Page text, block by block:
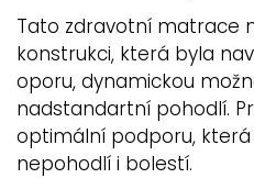
Tato zdravotní matrace
konstrukci, která byla
oporu, dynamickou
nadstandartní pohodlí.
optimální podporu,
nepohodlí i bolestí.